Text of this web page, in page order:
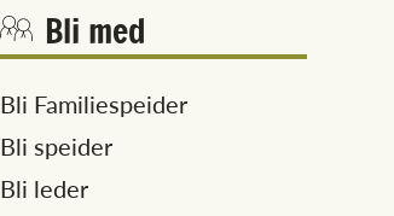
Bli med
Bli Familiespeider
Bli speider
Bli leder